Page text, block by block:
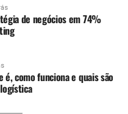
de negócios em 74%
é, como funciona e quais são